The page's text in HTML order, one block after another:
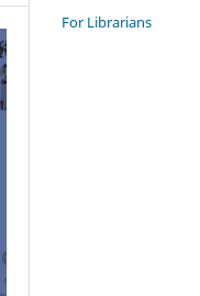
For Librarians